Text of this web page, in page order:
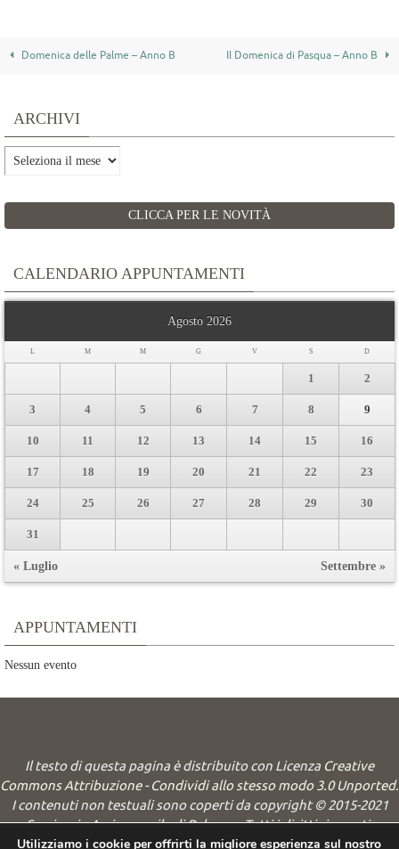
Domenica delle Palme – Anno B II Domenica di Pasqua – Anno B
ARCHIVI
Archivi
CLICCA PER LE NOVITÀ
CALENDARIO APPUNTAMENTI
Agosto 2026
L M M G V S D
1 2
3 4 5 6 7 8 9
10 11 12 13 14 15 16
17 18 19 20 21 22 23
24 25 26 27 28 29 30
31
« Luglio Settembre »
APPUNTAMENTI
Nessun evento
Il testo di questa pagina è distribuito con Licenza Creative
Commons Attribuzione - Condividi allo stesso modo 3.0 Unported.
I contenuti non testuali sono coperti da copyright © 2015-2021
Seminario Arcivescovile di Palermo. Tutti i diritti riservati.
Utilizziamo i cookie per offrirti la migliore esperienza sul nostro